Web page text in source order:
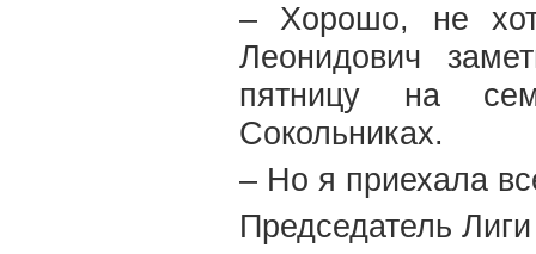
– Хорошо, не
Леонидович
пятницу на
Сокольниках.
– Но я приехала
Председатель